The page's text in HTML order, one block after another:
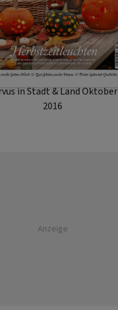
in Stadt & Land Oktober
2016
Anzeige